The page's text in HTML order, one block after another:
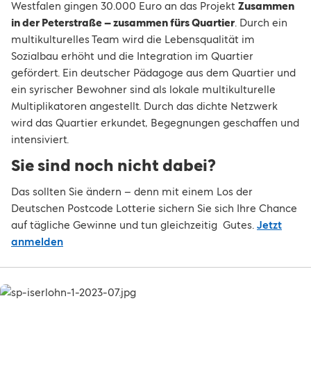
Westfalen gingen 30.000 Euro an das Projekt Zusammen
in der Peterstraße – zusammen fürs Quartier. Durch ein
multikulturelles Team wird die Lebensqualität im
Sozialbau erhöht und die Integration im Quartier
gefördert. Ein deutscher Pädagoge aus dem Quartier und
ein syrischer Bewohner sind als lokale multikulturelle
Multiplikatoren angestellt. Durch das dichte Netzwerk
wird das Quartier erkundet, Begegnungen geschaffen und
intensiviert.
Sie sind noch nicht dabei?
Das sollten Sie ändern – denn mit einem Los der
Deutschen Postcode Lotterie sichern Sie sich Ihre Chance
auf tägliche Gewinne und tun gleichzeitig Gutes. Jetzt
anmelden